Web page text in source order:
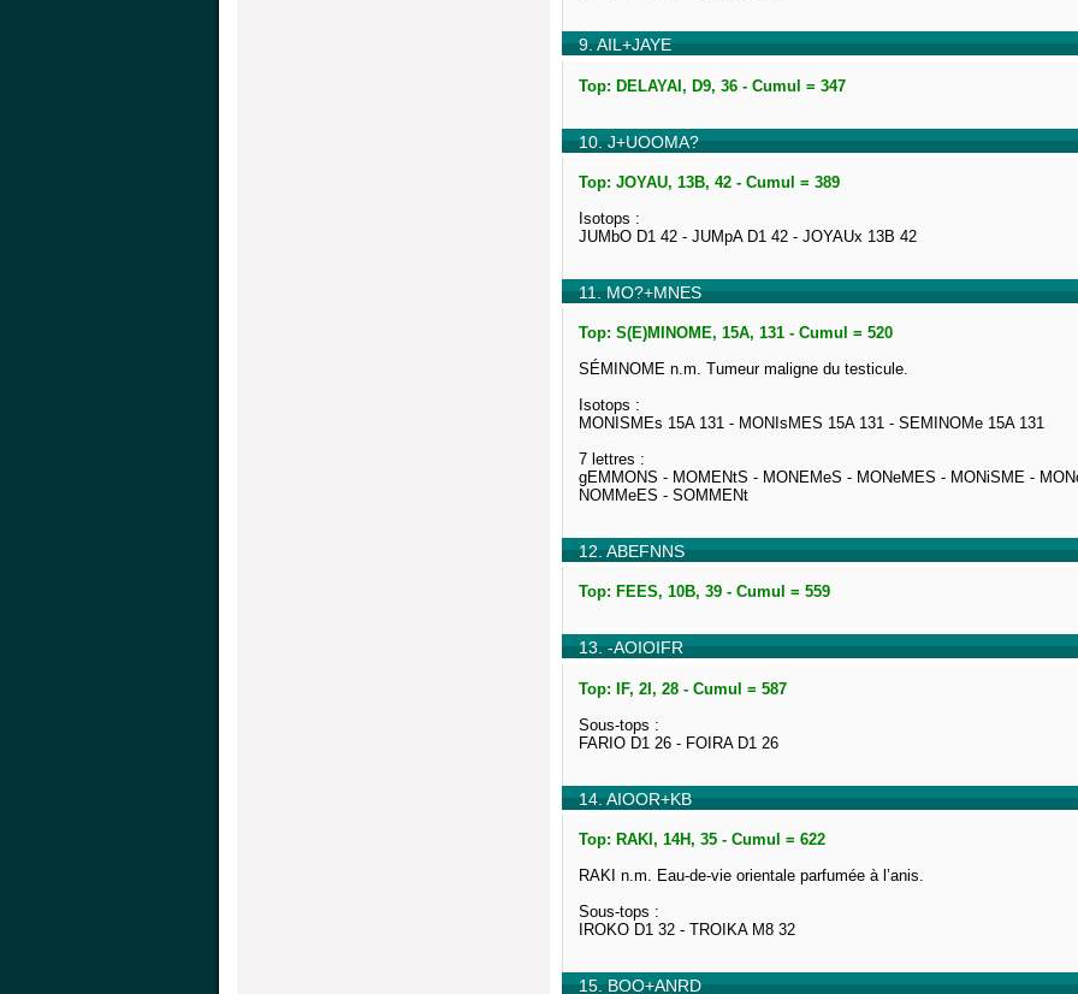
9. AIL+JAYE
Top: DELAYAI, D9, 36 - Cumul = 347
10. J+UOOMA?
Top: JOYAU, 13B, 42 - Cumul = 389
Isotops :
JUMbO D1 42 - JUMpA D1 42 - JOYAUx 13B 42
11. MO?+MNES
Top: S(E)MINOME, 15A, 131 - Cumul = 520
SÉMINOME n.m. Tumeur maligne du testicule.
Isotops :
MONISMEs 15A 131 - MONIsMES 15A 131 - SEMINOMe 15A 131
7 lettres :
gEMMONS - MOMENtS - MONEMeS - MONeMES - MONiSME -
NOMMeES - SOMMENt
12. ABEFNNS
Top: FEES, 10B, 39 - Cumul = 559
13. -AOIOIFR
Top: IF, 2I, 28 - Cumul = 587
Sous-tops :
FARIO D1 26 - FOIRA D1 26
14. AIOOR+KB
Top: RAKI, 14H, 35 - Cumul = 622
RAKI n.m. Eau-de-vie orientale parfumée à l’anis.
Sous-tops :
IROKO D1 32 - TROIKA M8 32
15. BOO+ANRD